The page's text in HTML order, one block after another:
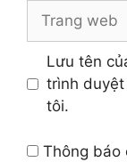
Trang
Lưu tên
trình
tôi.
Thông báo